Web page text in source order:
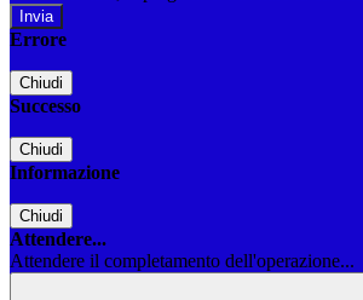
Errore
Chiudi
Successo
Chiudi
Informazione
Chiudi
Attendere...
Attendere il completamento dell'operazione...